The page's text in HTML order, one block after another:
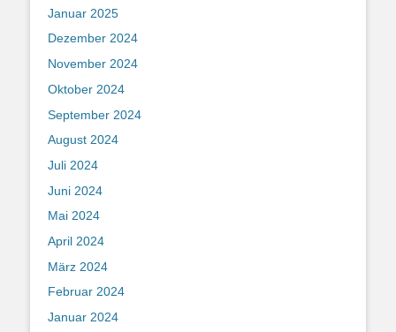
Januar 2025
Dezember 2024
November 2024
Oktober 2024
September 2024
August 2024
Juli 2024
Juni 2024
Mai 2024
April 2024
März 2024
Februar 2024
Januar 2024